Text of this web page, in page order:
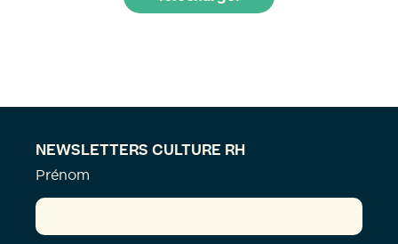
NEWSLETTERS CULTURE RH
Prénom